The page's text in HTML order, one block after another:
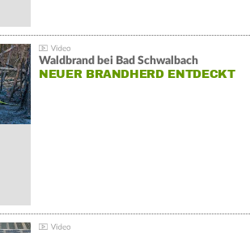
Waldbrand bei Bad Schwalbach
NEUER BRANDHERD ENTDECKT